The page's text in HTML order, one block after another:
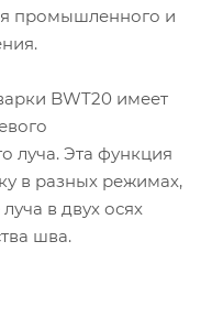
промышленного и
BWT20 имеет
луча. Эта функция
в разных режимах,
в двух осях
шва.